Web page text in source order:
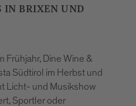
IN BRIXEN UND
Frühjahr, Dine Wine &
Südtirol im Herbst und
Licht- und Musikshow
Sportler oder